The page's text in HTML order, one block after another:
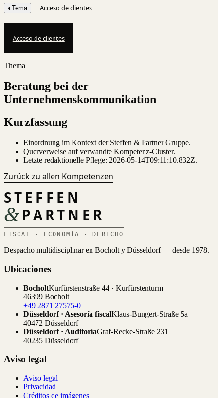
◐ Tema Acceso de clientes
Acceso de clientes
Thema
Beratung bei der
Unternehmenskommunikation
Kurzfassung
Einordnung im Kontext der Steffen & Partner Gruppe.
Querverweise auf verwandte Kompetenz-Cluster.
Letzte redaktionelle Pflege: 2026-05-14T09:11:10.832Z.
Zurück zu allen Kompetenzen
STEFFEN
&PARTNER
FISCAL · ECONOMÍA · DERECHO
Despacho multidisciplinar en Bocholt y Düsseldorf — desde 1978.
Ubicaciones
BocholtKurfürstenstraße 44 · Kurfürstenturm
46399 Bocholt
+49 2871 27575-0
Düsseldorf · Asesoría fiscalKlaus-Bungert-Straße 5a
40472 Düsseldorf
Düsseldorf · AuditoríaGraf-Recke-Straße 231
40235 Düsseldorf
Aviso legal
Aviso legal
Privacidad
Créditos de imágenes